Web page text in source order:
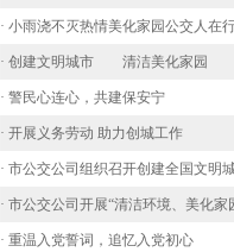
· 小雨浇不灭热情美化家园公交人在
· 创建文明城市 清洁美化家园
· 警民心连心，共建保安宁
· 开展义务劳动 助力创城工作
· 市公交公司组织召开创建全国文明
· 市公交公司开展“清洁环境、美化家
· 重温入党誓词，追忆入党初心